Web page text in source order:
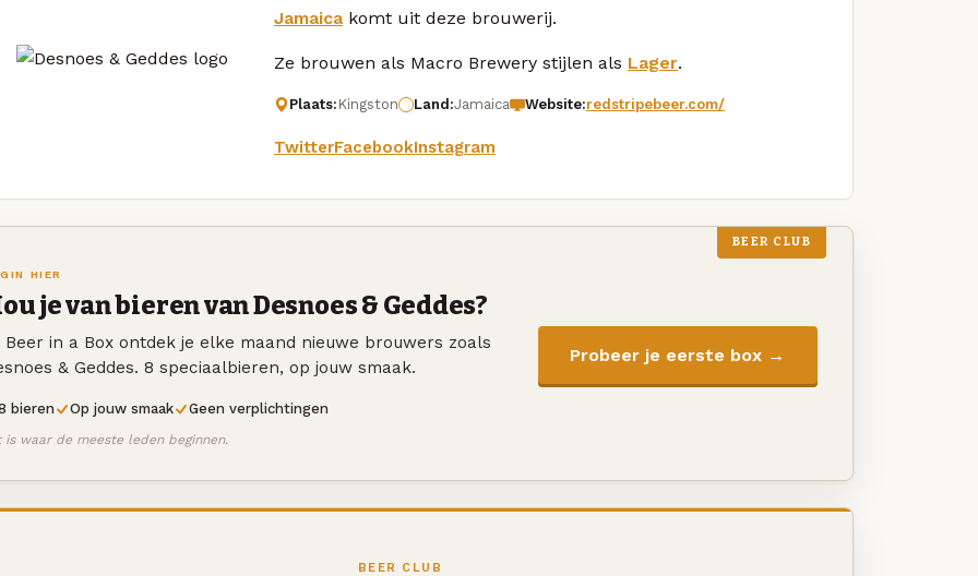
Jamaicakomt uit deze brouwerij.
Ze brouwen als Macro Brewery stijlen als Lager.
Plaats: Kingston Land:Jamaica Website:redstripebeer.com/
TwitterFacebookInstagram
BEER CLUB
HIER
je van bieren van Desnoes & Geddes?
Beer in a Box ontdek je elke maand nieuwe brouwers zoals
& Geddes. 8 speciaalbieren, op jouw smaak.
bieren Op jouw smaak Geen verplichtingen
is waar de meeste leden beginnen.
Probeer je eerste box →
BEER CLUB